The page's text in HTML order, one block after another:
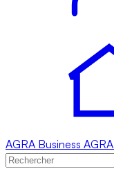
AGRA Business AGRA